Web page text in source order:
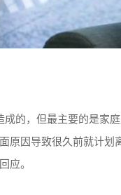
的，但最主要的是家
原因导致很久前就计
应。